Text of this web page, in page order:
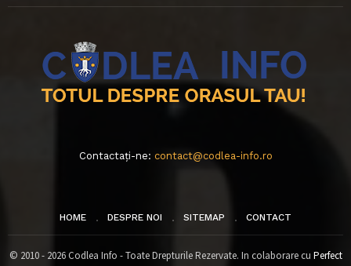
Contactați-ne: contact@codlea-info.ro
HOME DESPRE NOI SITEMAP CONTACT
© 2010 - 2026 Codlea Info - Toate Drepturile Rezervate. In colaborare cu Perfect